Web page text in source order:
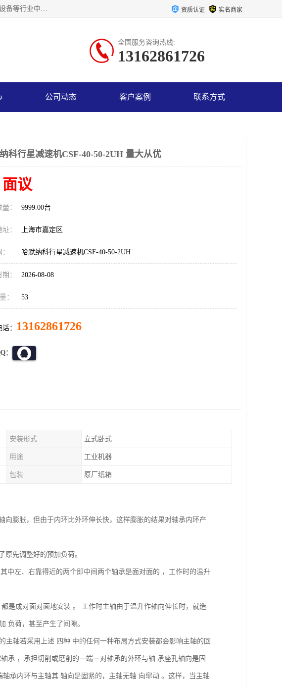
上海浜田实业有限公司专业致力于传动控制行业。面向工业机器人、半导体、机床、船舶、点胶、印刷、精密电子设备等行业中的运动控制技术。为日本哈默纳科（HarmonicDrive简称HD）中国地区定代理商，其生产的HarmonicDrive谐波减速机，具有轻量、小型、传动效率高、减速范围广、精度高等特点，被广泛应用于各种传动系统中。完善的技术，完善的售后，让您的选择无后顾之忧，欢迎您的来电洽谈！ 资质认证 实名商家
全国服务咨询热线:
13162861726
公司动态 客户案例 联系方式
科行星减速机CSF-40-50-2UH 量大从优
面议
： 9999.00台
： 上海市嘉定区
哈默纳科行星减速机CSF-40-50-2UH
： 2026-08-08
： 53
： 13162861726
：
安装形式 立式卧式
用途 工业机器
包装 原厂纸箱
膨胀，但由于内环比外环伸长快，这样膨胀的结果对轴承内环产
先调整好的预加负荷。
中左、右靠得近的两个即中间两个轴承是面对面的 ，工作时的温升
是成对面对面地安装 。 工作时主轴由于温升作轴向伸长时，就造
负荷，甚至产生了间隙。
主轴若采用上述 四种 中的任何一种布局方式安装都会影响主轴的回
承 ，承担切削或磨削的一端一对轴承的外环与轴 承座孔轴向是固
承内环与主轴其 轴向是固紧的，主轴无轴 向窜动 。这样，当主轴